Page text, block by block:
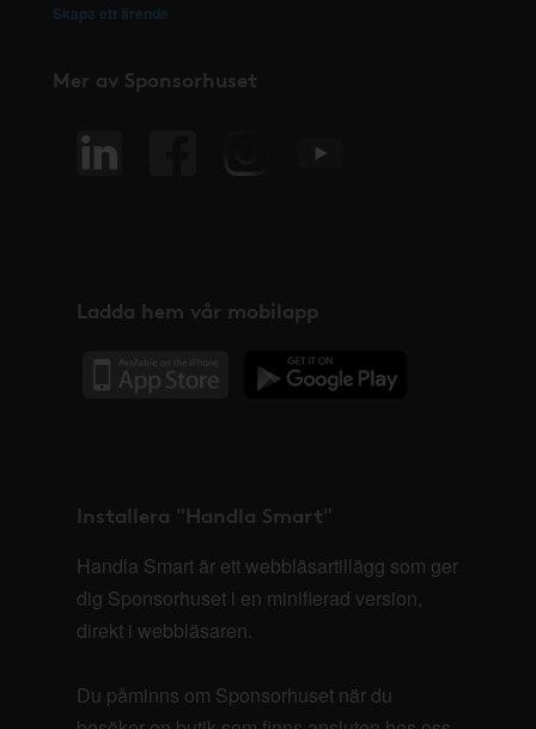
Skapa ett ärende
Mer av Sponsorhuset
Ladda hem vår mobilapp
Installera "Handla Smart"
Handla Smart är ett webbläsartillägg som ger
dig Sponsorhuset i en minifierad version,
direkt i webbläsaren.
Du påminns om Sponsorhuset när du